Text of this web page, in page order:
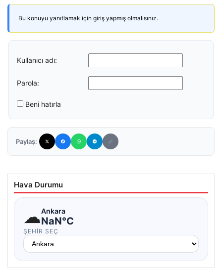
Bu konuyu yanıtlamak için giriş yapmış olmalısınız.
Kullanıcı adı:
Parola:
Beni hatırla
Paylaş:
Hava Durumu
☁Ankara
NaN°C
ŞEHIR SEÇ